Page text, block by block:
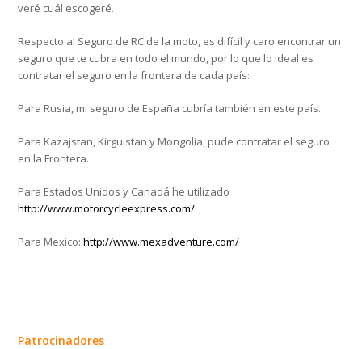
veré cuál escogeré.
Respecto al Seguro de RC de la moto, es difícil y caro encontrar un
seguro que te cubra en todo el mundo, por lo que lo ideal es
contratar el seguro en la frontera de cada país:
Para Rusia, mi seguro de España cubría también en este país.
Para Kazajstan, Kirguistan y Mongolia, pude contratar el seguro
en la Frontera.
Para Estados Unidos y Canadá he utilizado
http://www.motorcycleexpress.com/
Para Mexico:http://www.mexadventure.com/
Patrocinadores